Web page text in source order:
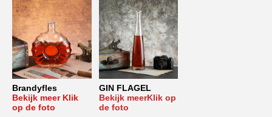
Brandyfles
Bekijk meer Klik
op de foto
GIN FLAGEL
Bekijk meerKlik op
de foto